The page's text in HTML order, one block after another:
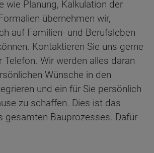
wie Planung, Kalkulation der
übernehmen wir,
auf Familien- und Berufsleben
Kontaktieren Sie uns gerne
Telefon. Wir werden alles daran
Wünsche in den
und ein für Sie persönlich
zu schaffen. Dies ist das
gesamten Bauprozesses. Dafür